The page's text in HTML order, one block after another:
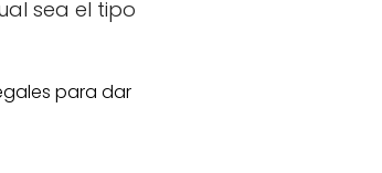
sea el tipo
para dar